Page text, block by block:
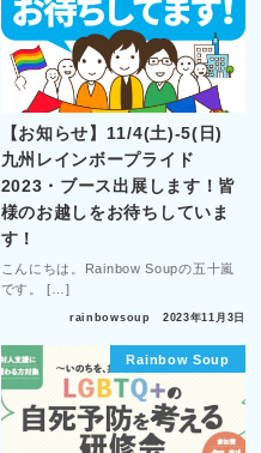
【お知らせ】11/4(土)-5(日)
九州レインボープライド
2023・ブース出展します！皆
様のお越しをお待ちしていま
す！
こんにちは。Rainbow Soupの五十嵐
です。 […]
rainbowsoup 2023年11月3日
Rainbow Soup